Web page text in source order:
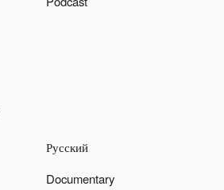
Русский
Documentary